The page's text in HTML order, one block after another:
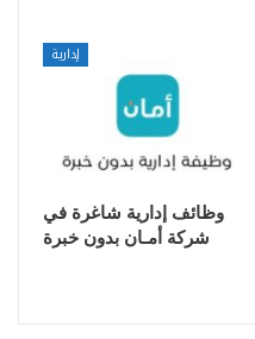
إدارية
وظائف إدارية شاغرة في
شركة أمـان بدون خبرة